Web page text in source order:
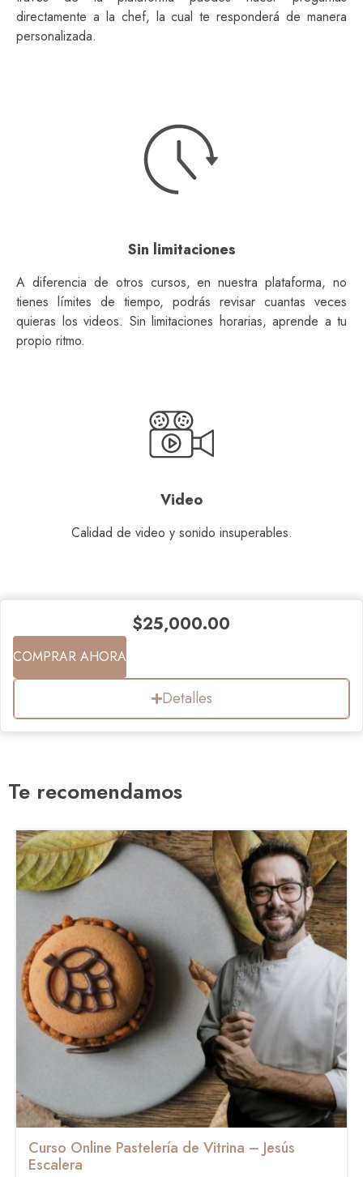
directamente a la chef, la cual te responderá de manera
personalizada.
Sin limitaciones
A diferencia de otros cursos, en nuestra plataforma, no
tienes límites de tiempo, podrás revisar cuantas veces
quieras los videos. Sin limitaciones horarias, aprende a tu
propio ritmo.
Video
Calidad de video y sonido insuperables.
$25,000.00
COMPRAR AHORA
Detalles
Te recomendamos
Curso Online Pastelería de Vitrina – Jesús
Escalera